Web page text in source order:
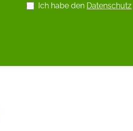
Ich habe den Datenschutz